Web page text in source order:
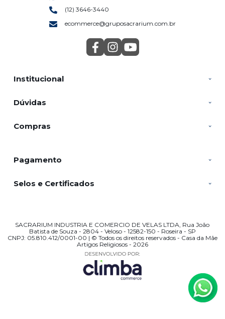
Institucional
Dúvidas
Compras
(12) 3646-3440
ecommerce@gruposacrarium.com.br
Pagamento
Selos e Certificados
SACRARIUM INDUSTRIA E COMERCIO DE VELAS LTDA, Rua João
Batista de Souza - 2804 - Veloso - 12582-150 - Roseira - SP
CNPJ: 05.810.412/0001-00 | © Todos os direitos reservados - Casa da Mãe
Artigos Religiosos - 2026